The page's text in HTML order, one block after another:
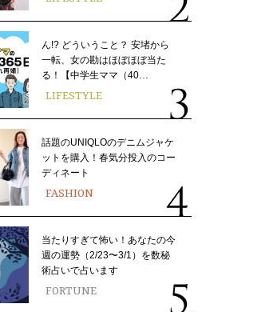
ん!? どういうこと？ 安堵から
一転、女の勘はほぼほぼ当た
る！【中学生ママ（40…
LIFESTYLE
話題のUNIQLOのデニムジャケ
ットを購入！春気分投入のコー
ディネート
FASHION
当たりすぎて怖い！あなたの今
週の運勢（2/23〜3/1）を数秘
術占いで占います
FORTUNE